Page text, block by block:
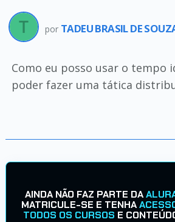
por TADEU BRASIL DE
Como eu posso usar o tempo
poder fazer uma tática
AINDA NÃO FAZ PARTE DA
MATRICULE-SE E TENHA
TODOS OS CURSOS E